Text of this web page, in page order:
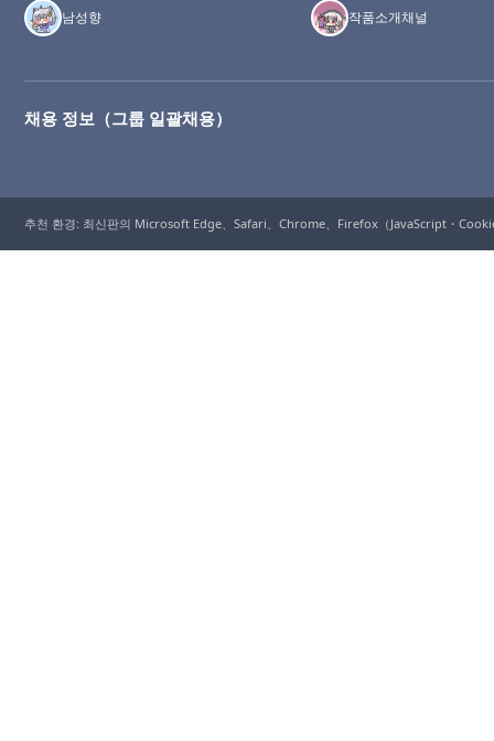
남성향 작품소개채널
채용 정보（그룹 일괄채용）
추천 환경: 최신판의 Microsoft Edge、Safari、Chrome、Firefox（JavaScript・